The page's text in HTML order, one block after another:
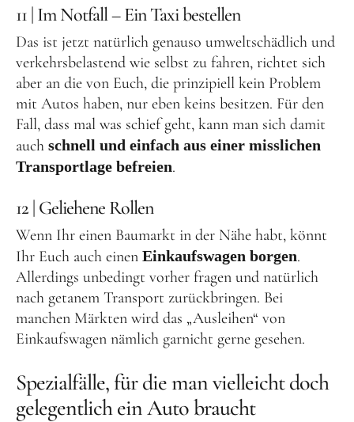
11 | Im Notfall – Ein Taxi bestellen
Das ist jetzt natürlich genauso umweltschädlich und
verkehrsbelastend wie selbst zu fahren, richtet sich
aber an die von Euch, die prinzipiell kein Problem
mit Autos haben, nur eben keins besitzen. Für den
Fall, dass mal was schief geht, kann man sich damit
auch schnell und einfach aus einer misslichen
Transportlage befreien.
12 | Geliehene Rollen
Wenn Ihr einen Baumarkt in der Nähe habt, könnt
Ihr Euch auch einen Einkaufswagen borgen.
Allerdings unbedingt vorher fragen und natürlich
nach getanem Transport zurückbringen. Bei
manchen Märkten wird das „Ausleihen“ von
Einkaufswagen nämlich garnicht gerne gesehen.
Spezialfälle, für die man vielleicht doch
gelegentlich ein Auto braucht